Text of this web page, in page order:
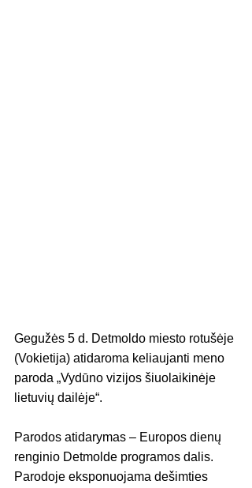
Gegužės 5 d. Detmoldo miesto rotušėje
(Vokietija) atidaroma keliaujanti meno
paroda „Vydūno vizijos šiuolaikinėje
lietuvių dailėje“.
Parodos atidarymas – Europos dienų
renginio Detmolde programos dalis.
Parodoje eksponuojama dešimties